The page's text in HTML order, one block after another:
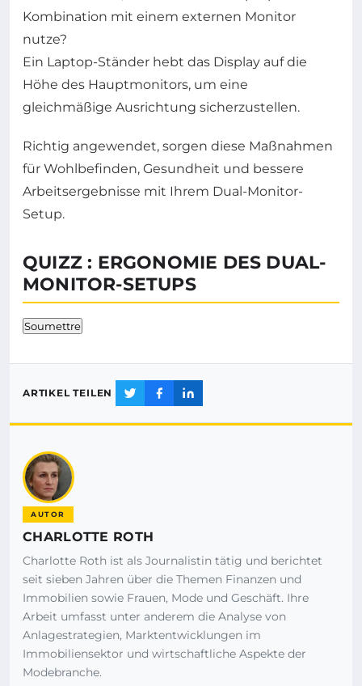
Kombination mit einem externen Monitor
nutze?
Ein Laptop-Ständer hebt das Display auf die
Höhe des Hauptmonitors, um eine
gleichmäßige Ausrichtung sicherzustellen.
Richtig angewendet, sorgen diese Maßnahmen
für Wohlbefinden, Gesundheit und bessere
Arbeitsergebnisse mit Ihrem Dual-Monitor-
Setup.
QUIZZ : ERGONOMIE DES DUAL-
MONITOR-SETUPS
Soumettre
ARTIKEL TEILEN
AUTOR
CHARLOTTE ROTH
Charlotte Roth ist als Journalistin tätig und berichtet
seit sieben Jahren über die Themen Finanzen und
Immobilien sowie Frauen, Mode und Geschäft. Ihre
Arbeit umfasst unter anderem die Analyse von
Anlagestrategien, Marktentwicklungen im
Immobiliensektor und wirtschaftliche Aspekte der
Modebranche.